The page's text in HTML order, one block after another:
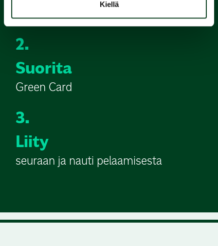
Kiellä
2.
Suorita
Green Card
3.
Liity
seuraan ja nauti pelaamisesta